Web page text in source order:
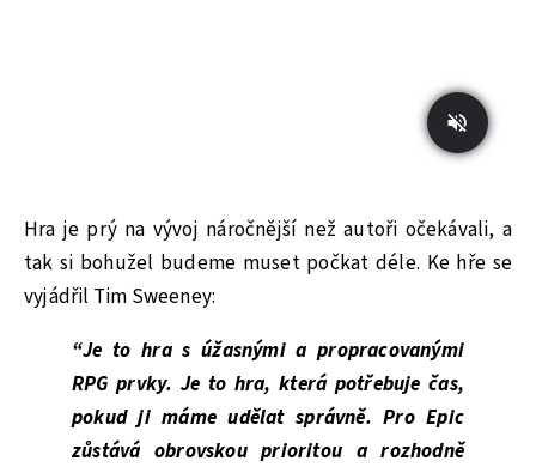
Hra je prý na vývoj náročnější než autoři očekávali, a
tak si bohužel budeme muset počkat déle. Ke hře se
vyjádřil Tim Sweeney:
“Je to hra s úžasnými a propracovanými
RPG prvky. Je to hra, která potřebuje čas,
pokud ji máme udělat správně. Pro Epic
zůstává obrovskou prioritou a rozhodně